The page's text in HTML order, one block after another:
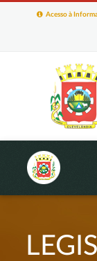
Acesso à